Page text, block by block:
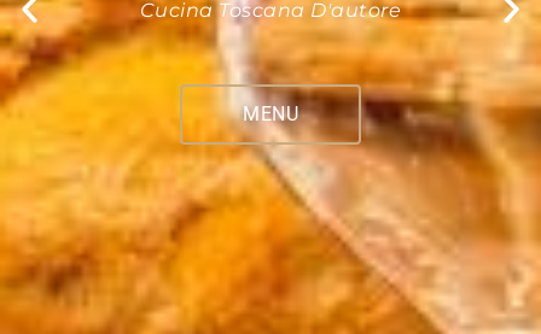
Cucina Toscana D'autore
MENU